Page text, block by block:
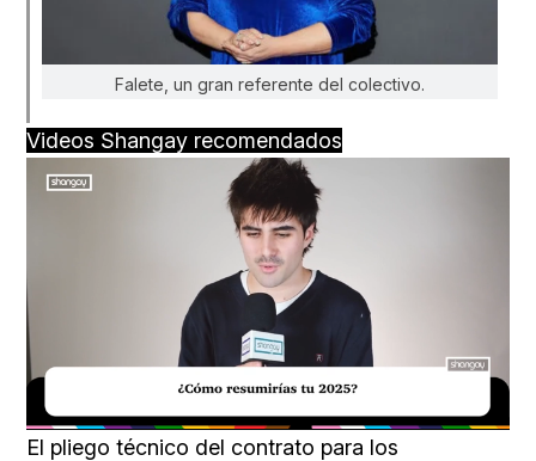
Falete, un gran referente del colectivo.
Videos Shangay recomendados
Unmute Loaded:
29.51%
El pliego técnico del contrato para los